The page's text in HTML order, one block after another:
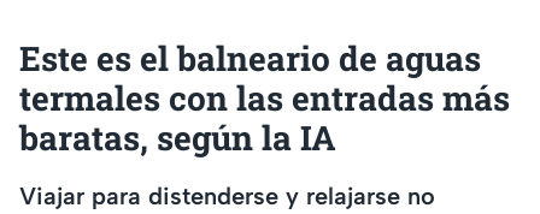
Este es el balneario de aguas
termales con las entradas más
baratas, según la IA
Viajar para distenderse y relajarse no